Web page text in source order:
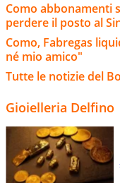
Como abbonamenti
perdere il posto al
Como, Fabregas
né mio amico"
Tutte le notizie del
Gioielleria Delfino